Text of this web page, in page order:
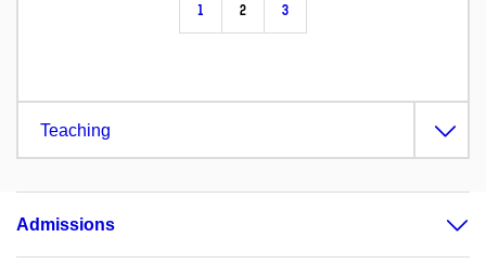
1 2 3
Teaching
Admissions